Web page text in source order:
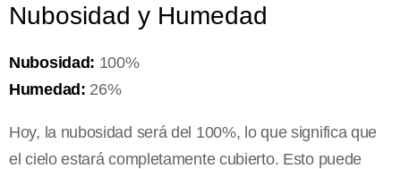
Nubosidad y Humedad
Nubosidad: 100%
Humedad: 26%
Hoy, la nubosidad será del 100%, lo que significa que
el cielo estará completamente cubierto. Esto puede